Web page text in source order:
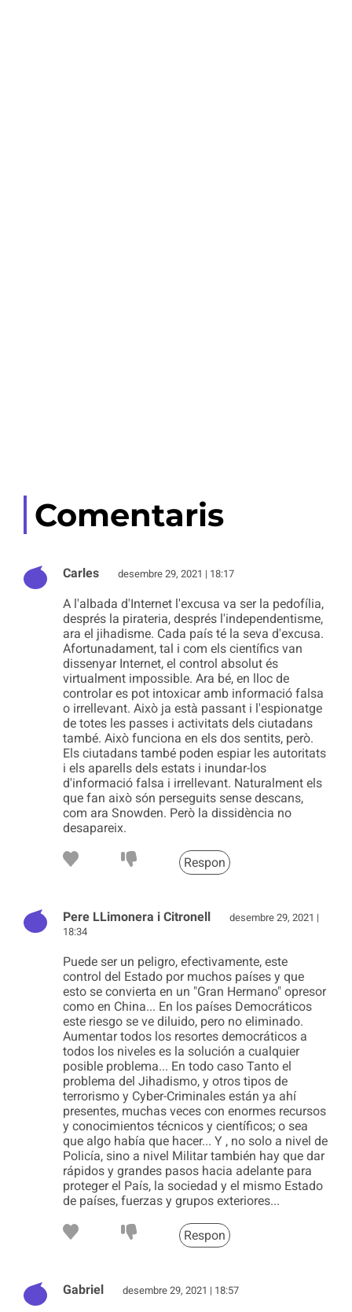
Comentaris
Carles desembre 29, 2021 | 18:17
A l'albada d'Internet l'excusa va ser la pedofília,
després la pirateria, després l'independentisme,
ara el jihadisme. Cada país té la seva d'excusa.
Afortunadament, tal i com els científics van
dissenyar Internet, el control absolut és
virtualment impossible. Ara bé, en lloc de
controlar es pot intoxicar amb informació falsa
o irrellevant. Això ja està passant i l'espionatge
de totes les passes i activitats dels ciutadans
també. Això funciona en els dos sentits, però.
Els ciutadans també poden espiar les autoritats
i els aparells dels estats i inundar-los
d'informació falsa i irrellevant. Naturalment els
que fan això són perseguits sense descans,
com ara Snowden. Però la dissidència no
desapareix.
Respon
Pere LLimonera i Citronell
desembre 29, 2021 |
18:34
Puede ser un peligro, efectivamente, este
control del Estado por muchos países y que
esto se convierta en un "Gran Hermano" opresor
como en China... En los países Democráticos
este riesgo se ve diluido, pero no eliminado.
Aumentar todos los resortes democráticos a
todos los niveles es la solución a cualquier
posible problema... En todo caso Tanto el
problema del Jihadismo, y otros tipos de
terrorismo y Cyber-Criminales están ya ahí
presentes, muchas veces con enormes recursos
y conocimientos técnicos y científicos; o sea
que algo había que hacer... Y , no solo a nivel de
Policía, sino a nivel Militar también hay que dar
rápidos y grandes pasos hacia adelante para
proteger el País, la sociedad y el mismo Estado
de países, fuerzas y grupos exteriores...
Respon
Gabriel desembre 29, 2021 | 18:57